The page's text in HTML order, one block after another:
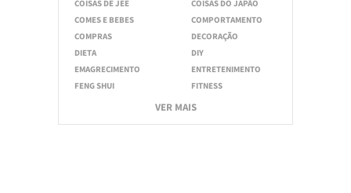
COISAS DE JEE
COISAS DO JAPÃO
COMES E BEBES
COMPORTAMENTO
COMPRAS
DECORAÇÃO
DIETA
DIY
EMAGRECIMENTO
ENTRETENIMENTO
FENG SHUI
FITNESS
VER MAIS